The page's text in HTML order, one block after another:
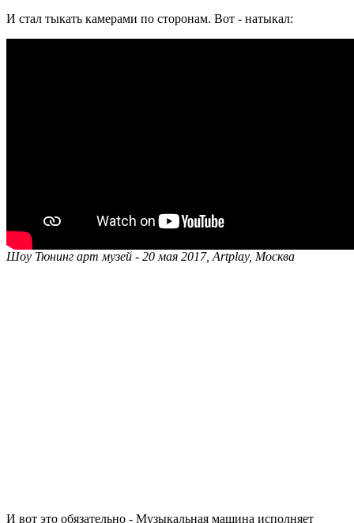
И стал тыкать камерами по сторонам. Вот - натыкал:
Шоу Тюнинг арт музей - 20 мая 2017, Artplay, Москва
И вот это обязательно - Музыкальная машина исполняет